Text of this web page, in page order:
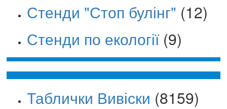
Стенди "Стоп булінг" (12)
Стенди по екології (9)
Таблички Вивіски (8159)